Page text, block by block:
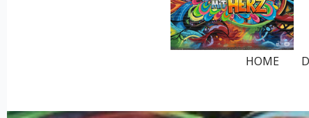
HOME